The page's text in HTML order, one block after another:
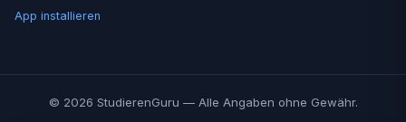
App installieren
© 2026 StudierenGuru — Alle Angaben ohne Gewähr.